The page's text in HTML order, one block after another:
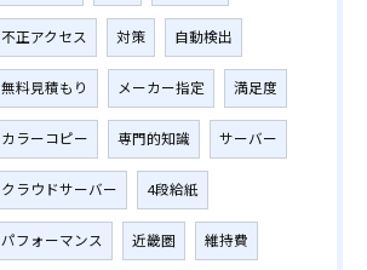
不正アクセス 対策 自動検出
無料見積もり メーカー指定 満足度
カラーコピー 専門的知識 サーバー
クラウドサーバー 4段給紙
パフォーマンス 近畿圏 維持費